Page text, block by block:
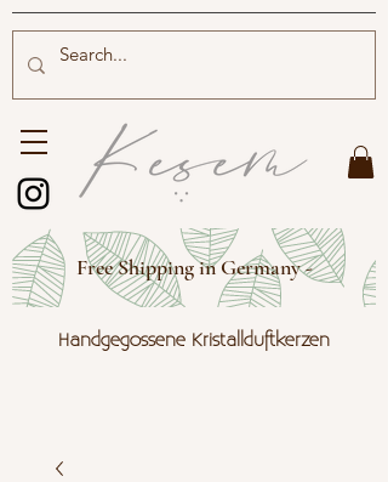
Handgegossene Kristallduftkerzen
Free Shipping in Germany -